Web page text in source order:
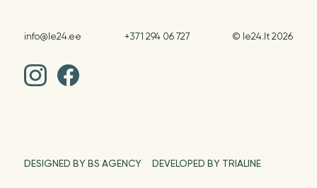
info@le24.ee +371 294 06 727 © le24.lt 2026
DESIGNED BY BS AGENCY DEVELOPED BY TRIALINE